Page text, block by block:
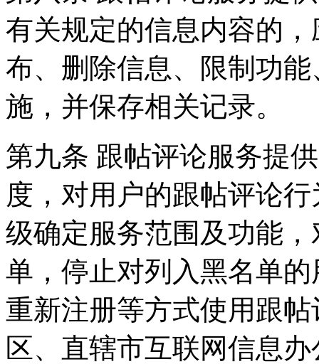
有关规定的信息内容的
布、删除信息、限制功
施，并保存相关记录。
第九条 跟帖评论服务提
度，对用户的跟帖评论
级确定服务范围及功能
单，停止对列入黑名单
重新注册等方式使用跟
区、直辖市互联网信息